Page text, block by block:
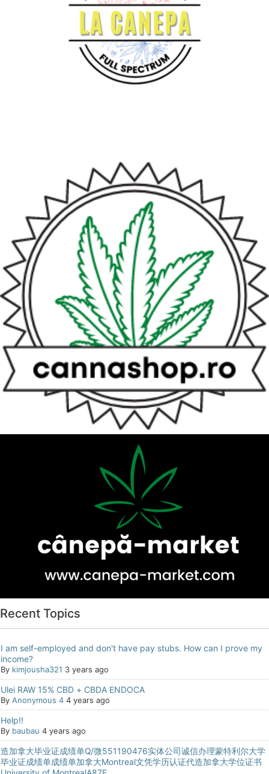
Recent Topics
I am self-employed and don't have pay stubs. How can I prove my
income?
By kimjousha321 3 years ago
Ulei RAW 15% CBD + CBDA ENDOCA
By Anonymous 4 4 years ago
Help!!
By baubau 4 years ago
造加拿大毕业证成绩单Q/微551190476实体公司诚信办理蒙特利尔大学
毕业证成绩单成绩单加拿大Montreal文凭学历认证代造加拿大学位证书